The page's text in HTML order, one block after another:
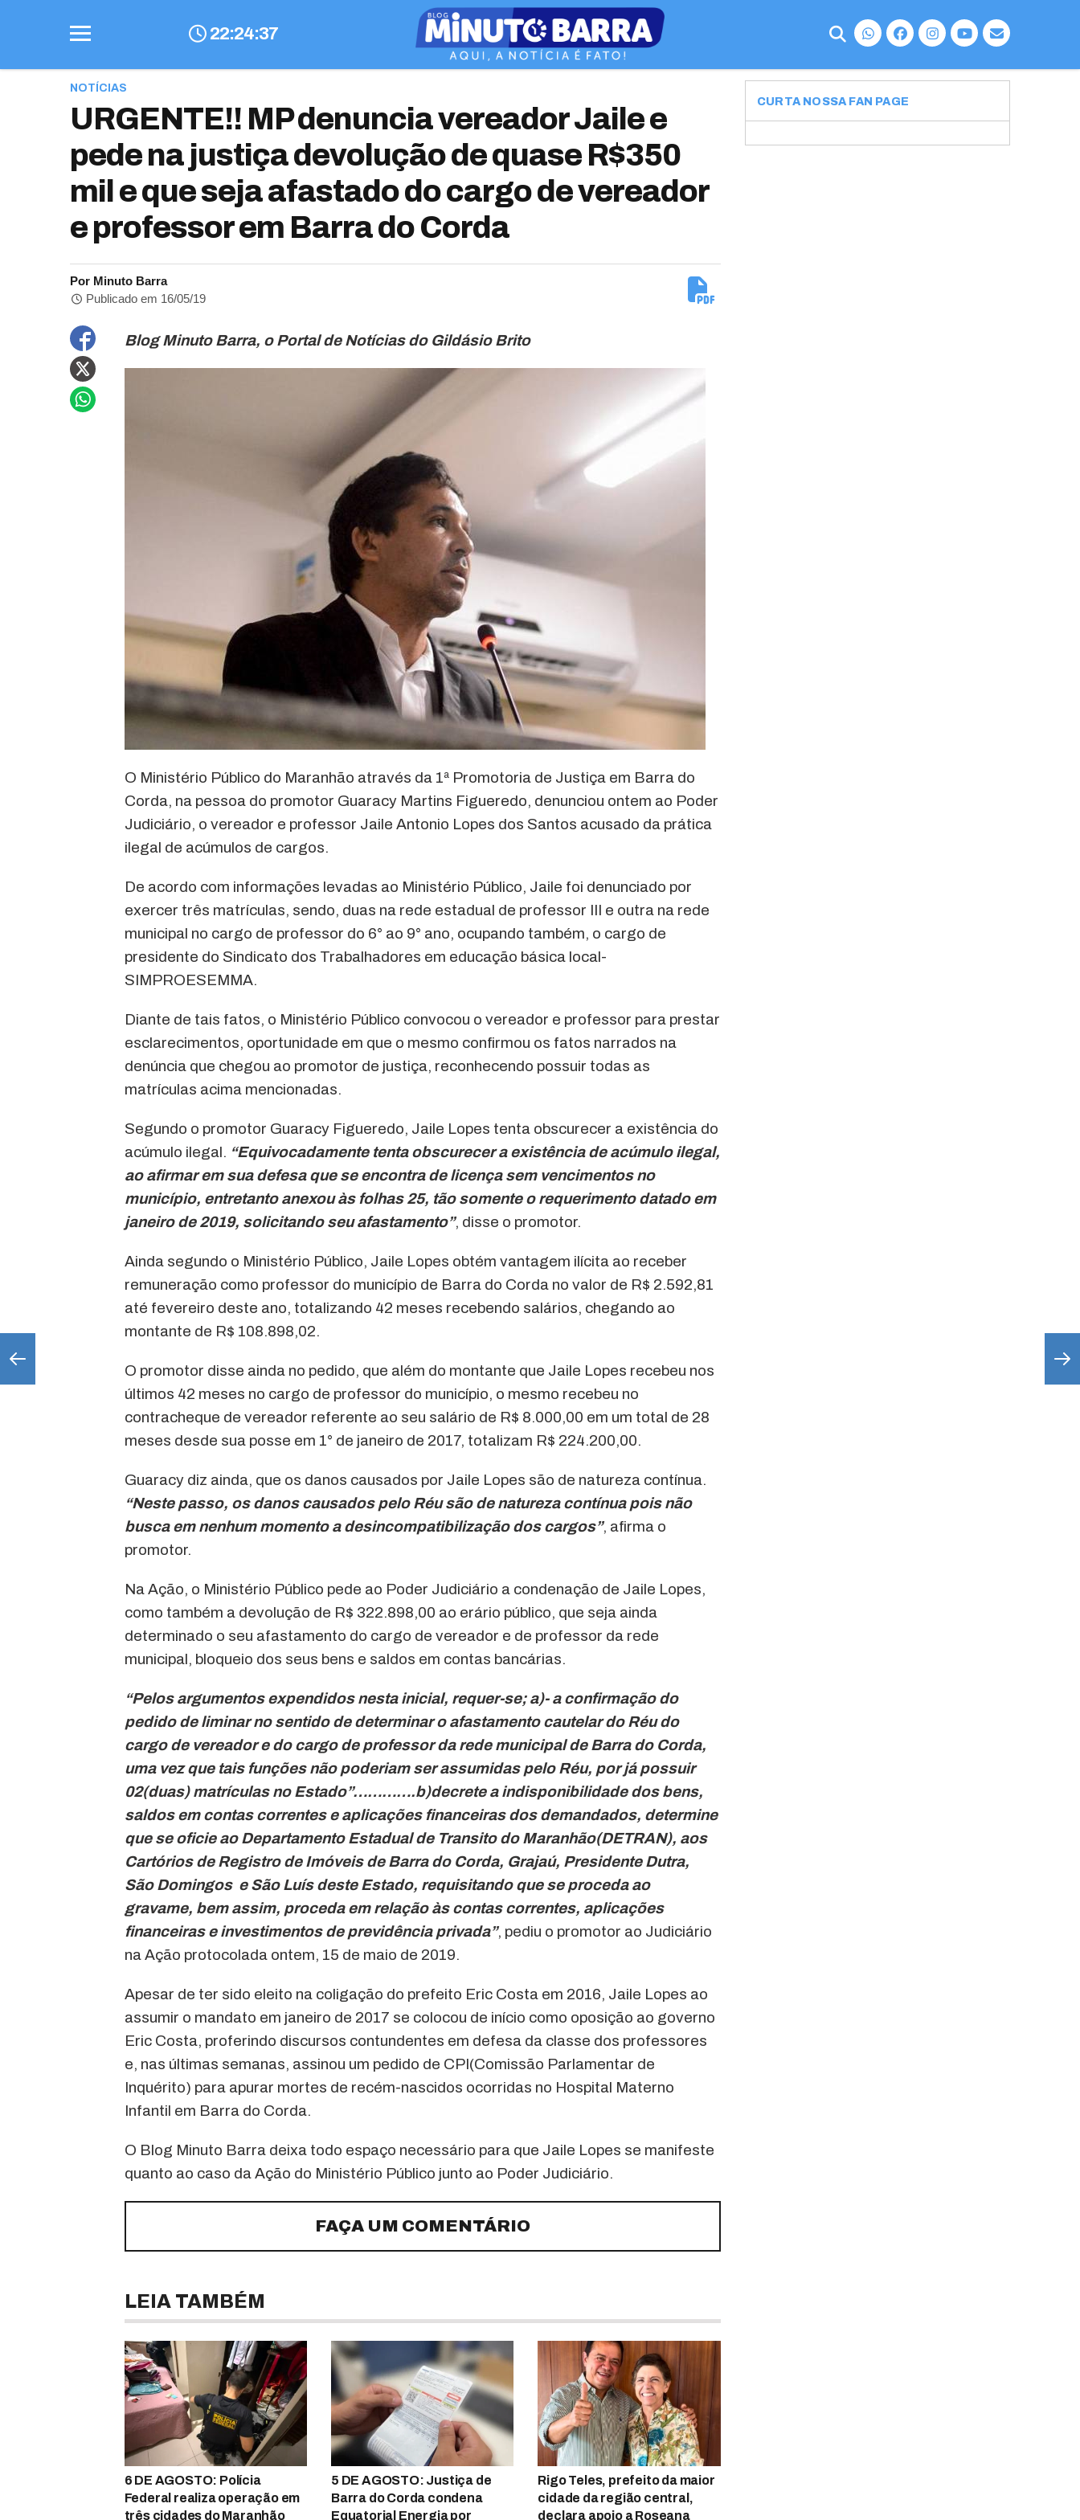
22:24:38
NOTÍCIAS
URGENTE!! MP denuncia vereador Jaile e
pede na justiça devolução de quase R$350
mil e que seja afastado do cargo de vereador
e professor em Barra do Corda
Por Minuto Barra
Publicado em 16/05/19
Blog Minuto Barra, o Portal de Notícias do Gildásio Brito
O Ministério Público do Maranhão através da 1ª Promotoria de Justiça em Barra do
Corda, na pessoa do promotor Guaracy Martins Figueredo, denunciou ontem ao Poder
Judiciário, o vereador e professor Jaile Antonio Lopes dos Santos acusado da prática
ilegal de acúmulos de cargos.
De acordo com informações levadas ao Ministério Público, Jaile foi denunciado por
exercer três matrículas, sendo, duas na rede estadual de professor III e outra na rede
municipal no cargo de professor do 6° ao 9° ano, ocupando também, o cargo de
presidente do Sindicato dos Trabalhadores em educação básica local-
SIMPROESEMMA.
Diante de tais fatos, o Ministério Público convocou o vereador e professor para prestar
esclarecimentos, oportunidade em que o mesmo confirmou os fatos narrados na
denúncia que chegou ao promotor de justiça, reconhecendo possuir todas as
matrículas acima mencionadas.
Segundo o promotor Guaracy Figueredo, Jaile Lopes tenta obscurecer a existência do
acúmulo ilegal. “Equivocadamente tenta obscurecer a existência de acúmulo ilegal,
ao afirmar em sua defesa que se encontra de licença sem vencimentos no
município, entretanto anexou às folhas 25, tão somente o requerimento datado em
janeiro de 2019, solicitando seu afastamento”, disse o promotor.
Ainda segundo o Ministério Público, Jaile Lopes obtém vantagem ilícita ao receber
remuneração como professor do município de Barra do Corda no valor de R$ 2.592,81
até fevereiro deste ano, totalizando 42 meses recebendo salários, chegando ao
montante de R$ 108.898,02.
O promotor disse ainda no pedido, que além do montante que Jaile Lopes recebeu nos
últimos 42 meses no cargo de professor do município, o mesmo recebeu no
contracheque de vereador referente ao seu salário de R$ 8.000,00 em um total de 28
meses desde sua posse em 1° de janeiro de 2017, totalizam R$ 224.200,00.
Guaracy diz ainda, que os danos causados por Jaile Lopes são de natureza contínua.
“Neste passo, os danos causados pelo Réu são de natureza contínua pois não
busca em nenhum momento a desincompatibilização dos cargos”, afirma o
promotor.
Na Ação, o Ministério Público pede ao Poder Judiciário a condenação de Jaile Lopes,
como também a devolução de R$ 322.898,00 ao erário público, que seja ainda
determinado o seu afastamento do cargo de vereador e de professor da rede
municipal, bloqueio dos seus bens e saldos em contas bancárias.
“Pelos argumentos expendidos nesta inicial, requer-se; a)- a confirmação do
pedido de liminar no sentido de determinar o afastamento cautelar do Réu do
cargo de vereador e do cargo de professor da rede municipal de Barra do Corda,
uma vez que tais funções não poderiam ser assumidas pelo Réu, por já possuir
02(duas) matrículas no Estado”………….b)decrete a indisponibilidade dos bens,
saldos em contas correntes e aplicações financeiras dos demandados, determine
que se oficie ao Departamento Estadual de Transito do Maranhão(DETRAN), aos
Cartórios de Registro de Imóveis de Barra do Corda, Grajaú, Presidente Dutra,
São Domingos e São Luís deste Estado, requisitando que se proceda ao
gravame, bem assim, proceda em relação às contas correntes, aplicações
financeiras e investimentos de previdência privada”, pediu o promotor ao Judiciário
na Ação protocolada ontem, 15 de maio de 2019.
Apesar de ter sido eleito na coligação do prefeito Eric Costa em 2016, Jaile Lopes ao
assumir o mandato em janeiro de 2017 se colocou de início como oposição ao governo
Eric Costa, proferindo discursos contundentes em defesa da classe dos professores
e, nas últimas semanas, assinou um pedido de CPI(Comissão Parlamentar de
Inquérito) para apurar mortes de recém-nascidos ocorridas no Hospital Materno
Infantil em Barra do Corda.
O Blog Minuto Barra deixa todo espaço necessário para que Jaile Lopes se manifeste
quanto ao caso da Ação do Ministério Público junto ao Poder Judiciário.
FAÇA UM COMENTÁRIO
LEIA TAMBÉM
6 DE AGOSTO: Polícia
Federal realiza operação em
três cidades do Maranhão
5 DE AGOSTO: Justiça de
Barra do Corda condena
Equatorial Energia por
Rigo Teles, prefeito da maior
cidade da região central,
declara apoio a Roseana
CURTA NOSSA FAN PAGE